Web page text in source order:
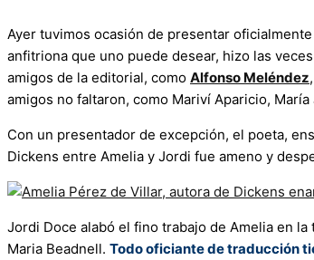
Ayer tuvimos ocasión de presentar
anfitriona que uno puede desear, hizo las
amigos de la editorial, como Alfonso Meléndez,
amigos no faltaron, como Mariví Aparicio,
Con un presentador de excepción, el poeta,
Dickens entre Amelia y Jordi fue ameno y
Jordi Doce alabó el fino trabajo de Amelia en
Maria Beadnell. Todo oficiante de traducción